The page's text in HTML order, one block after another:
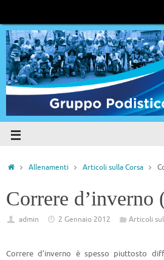
Allenamenti Articoli sulla Corsa
Correre d’inverno
admin 2 Gennaio 2012 Articoli
Correre d’inverno è spesso piuttosto